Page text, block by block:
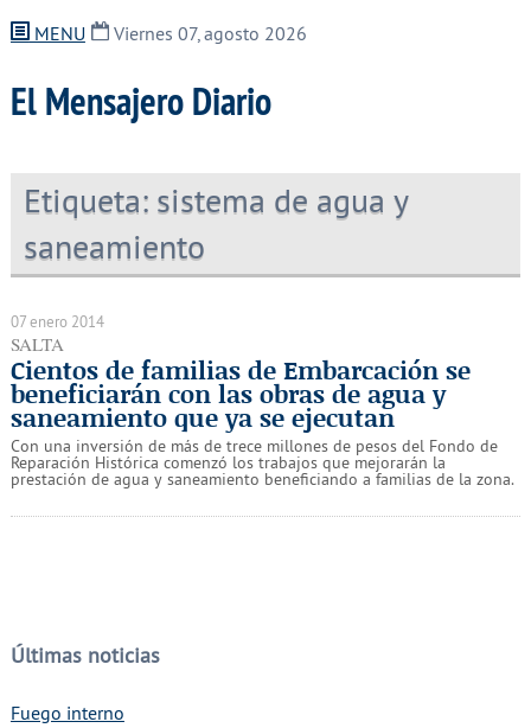
MENU Viernes 07, agosto 2026
El Mensajero Diario
Etiqueta: sistema de agua y
saneamiento
07 enero 2014
SALTA
Cientos de familias de Embarcación se
beneficiarán con las obras de agua y
saneamiento que ya se ejecutan
Con una inversión de más de trece millones de pesos del Fondo de
Reparación Histórica comenzó los trabajos que mejorarán la
prestación de agua y saneamiento beneficiando a familias de la zona.
Últimas noticias
Fuego interno